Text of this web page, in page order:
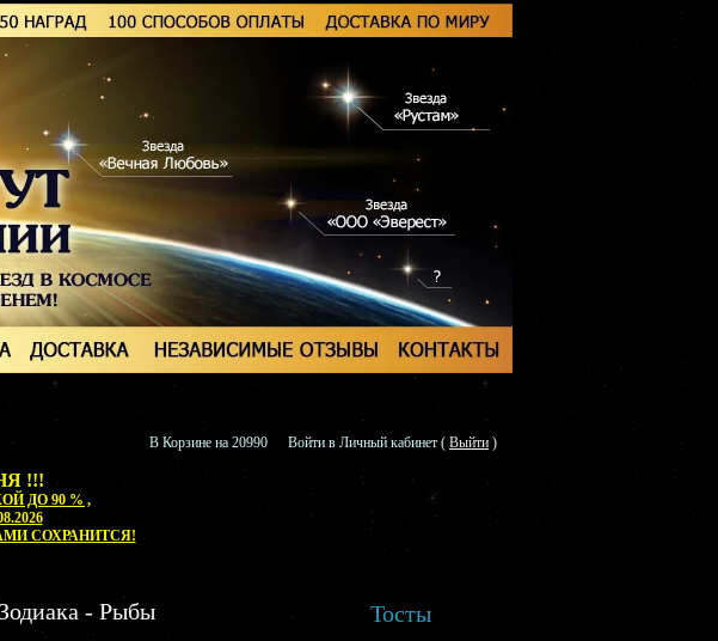
В Корзине на 20990 Войти в Личный кабинет ( Выйти )
!!!
ДО 90 % ,
СОХРАНИТСЯ!
- Рыбы Тосты